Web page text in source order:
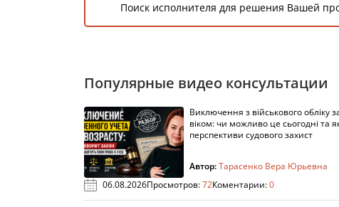
Поиск исполнителя для решения Вашей
Популярные видео консультации
Виключення з військового обліку
віком: чи можливо це сьогодні та
перспективи судового захист
Автор:Тарасенко Вера Юрьевна
06.08.2026Просмотров:72Коментарии:0